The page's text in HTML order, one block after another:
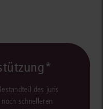
des juris
schnelleren